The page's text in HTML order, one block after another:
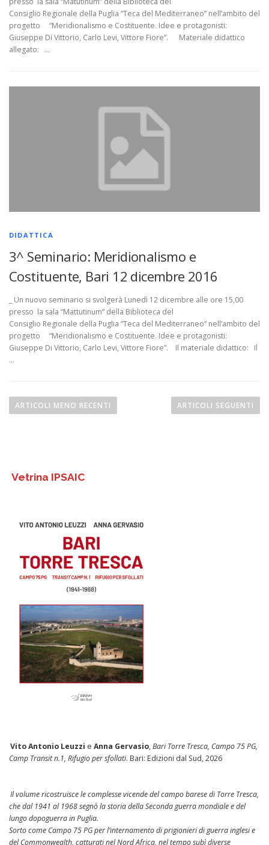
Consiglio Regionale della Puglia “Teca del Mediterraneo” nell’ambito del
progetto “Meridionalismo e Costituente. Idee e protagonisti:
Giuseppe Di Vittorio, Carlo Levi, Vittore Fiore”. Materiale didattico
allegato: …
DIDATTICA
3^ Seminario: Meridionalismo e
Costituente, Bari 12 dicembre 2016
_ Un nuovo seminario si svolgerà Lunedì 12 dicembre alle ore 15,00
presso la sala “Mattutinum” della Biblioteca del
Consiglio Regionale della Puglia “Teca del Mediterraneo” nell’ambito del
progetto “Meridionalismo e Costituente. Idee e protagonisti:
Giuseppe Di Vittorio, Carlo Levi, Vittore Fiore”. Il materiale didattico: Il
…
a
z
ARTICOLI MENO RECENTI ARTICOLI SEGUENTI
Vetrina IPSAIC
Vito Antonio Leuzzi eAnna Gervasio,Bari Torre Tresca, Campo 75 PG,
Camp Transit n.1, Rifugio per sfollati. Bari: Edizioni dal Sud, 2026
Il volume ricostruisce le complesse vicende del campo barese di Torre Tresca,
che dal 1941 al 1968 segnò la storia della Seconda guerra mondiale e del
lungo dopoguerra in Puglia.
Sorto come Campo 75 PG per l’internamento di prigionieri di guerra inglesi e
del Commonwealth, catturati nel Nord Africa, nel tempo subì diverse